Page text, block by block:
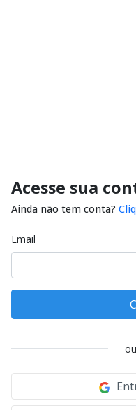
Acesse sua
Ainda não tem conta?
Email